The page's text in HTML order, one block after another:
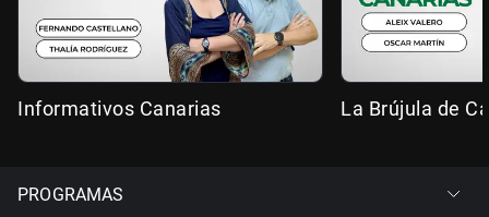
Informativos Canarias La Brújula de
PROGRAMAS